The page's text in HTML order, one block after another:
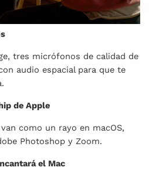
tres micrófonos de calidad de
audio espacial para que te
de Apple
como un rayo en macOS,
Photoshop y Zoom.
el Mac